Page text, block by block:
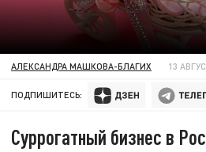
АЛЕКСАНДРА МАШКОВА-БЛАГИХ 13
ПОДПИШИТЕСЬ:
Суррогатный бизнес в